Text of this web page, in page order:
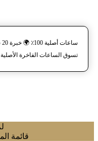
ساعات أصلية 100٪ 🌍 خبرة 20 سنة. توصيل مجاني داخل الإمارات.
تسوق الساعات الفاخرة
قائمة